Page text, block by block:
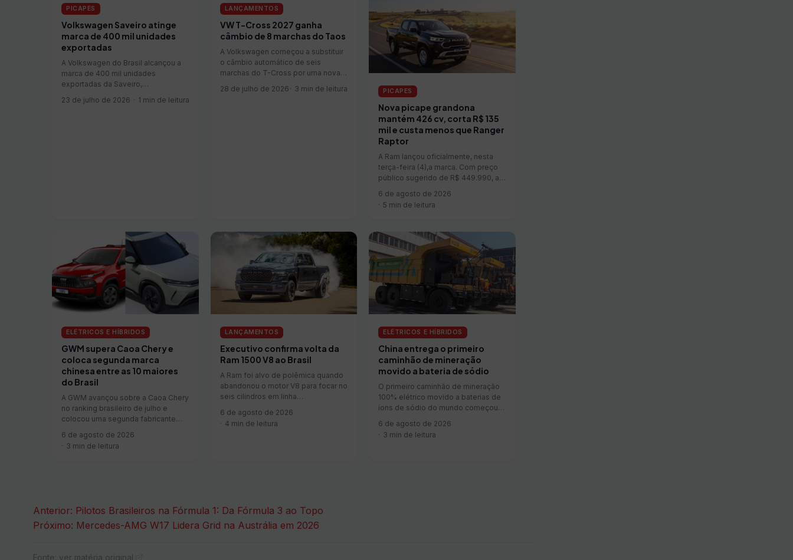
PICAPES
Volkswagen Saveiro atinge
marca de 400 mil unidades
exportadas
A Volkswagen do Brasil alcançou a
marca de 400 mil unidades
exportadas da Saveiro,
modelos de maior presença
23 de julho de 2026 1 min de leitura
LANÇAMENTOS
VW T-Cross 2027 ganha
câmbio de 8 marchas do Taos
A Volkswagen começou a substituir
o câmbio automático de seis
marchas do T-Cross por uma nova
equipadas com o motor 1.0 turbo. A
28 de julho de 2026 3 min de leitura PICAPES
Nova picape grandona
mantém 426 cv, corta R$ 135
mil e custa menos que Ranger
Raptor
A Ram lançou oficialmente, nesta
terça-feira (4),a marca. Com preço
público sugerido de R$ 449.990, a
6 de agosto de 2026
5 min de leitura
ELÉTRICOS E HÍBRIDOS
GWM supera Caoa Chery e
coloca segunda marca
chinesa entre as 10 maiores
do Brasil
A GWM avançou sobre a Caoa Chery
no ranking brasileiro de julho e
colocou uma segunda fabricante
6 de agosto de 2026
3 min de leitura
LANÇAMENTOS
Executivo confirma volta da
Ram 1500 V8 ao Brasil
A Ram foi alvo de polêmica quando
abandonou o motor V8 para focar no
seis cilindros em linha…
6 de agosto de 2026
4 min de leitura
ELÉTRICOS E HÍBRIDOS
China entrega o primeiro
caminhão de mineração
movido a bateria de sódio
O primeiro caminhão de mineração
100% elétrico movido a baterias de
íons de sódio do mundo começou
6 de agosto de 2026
3 min de leitura
Navegação
de
Anterior: Pilotos Brasileiros na Fórmula 1: Da Fórmula 3 ao Topo
Próximo: Mercedes-AMG W17 Lidera Grid na Austrália em 2026
Fonte: ver matéria original